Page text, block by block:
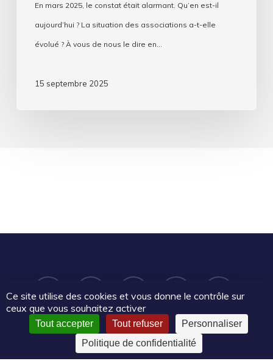
En mars 2025, le constat était alarmant. Qu’en est-il
aujourd’hui ? La situation des associations a-t-elle
évolué ? À vous de nous le dire en…
15 septembre 2025
twitter facebook linkedin youtube email
Le Mouvement associatif Pays de la Loire
2025 | Certains droits réservés |Mentions légales|Politique
Ce site utilise des cookies et vous donne le contrôle sur
ceux que vous souhaitez activer
Tout accepter Tout refuser
Personnaliser
Politique de confidentialité